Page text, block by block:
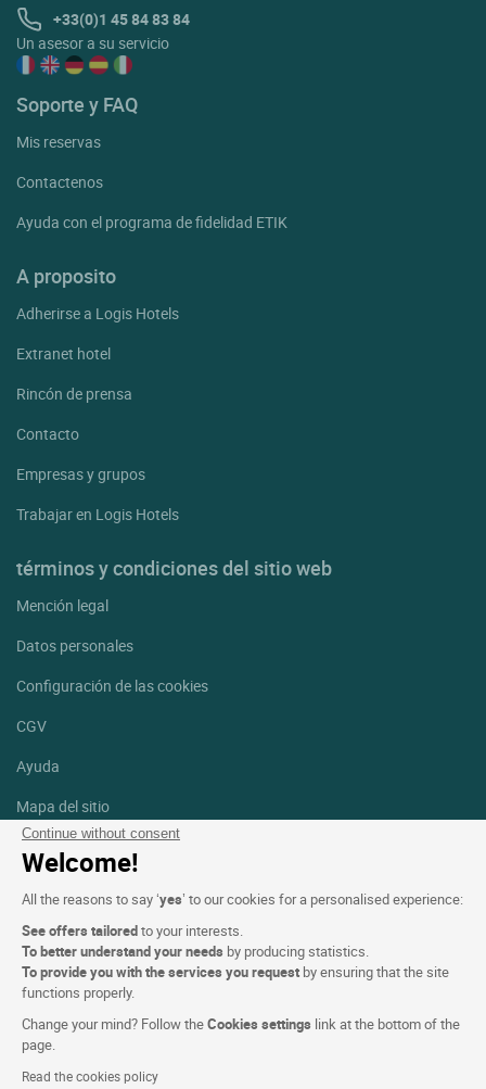
Continue without consent
Welcome!
All the reasons to say ‘yes’ to our cookies for a personalised experience:
See offers tailoredto your interests.
To better understand your needs by producing statistics.
To provide you with the services you request by ensuring that the site
functions properly.
Change your mind? Follow theCookies settings link at the bottom of the
page.
Read the cookies policy
+33(0)1 45 84 83 84
Un asesor a su servicio
Soporte y FAQ
Mis reservas
Contactenos
Ayuda con el programa de fidelidad ETIK
A proposito
Adherirse a Logis Hotels
Extranet hotel
Rincón de prensa
Contacto
Empresas y grupos
Trabajar en Logis Hotels
términos y condiciones del sitio web
Mención legal
Datos personales
Configuración de las cookies
CGV
Ayuda
Mapa del sitio
Créditos
fotografías
Facebook
Linkedin